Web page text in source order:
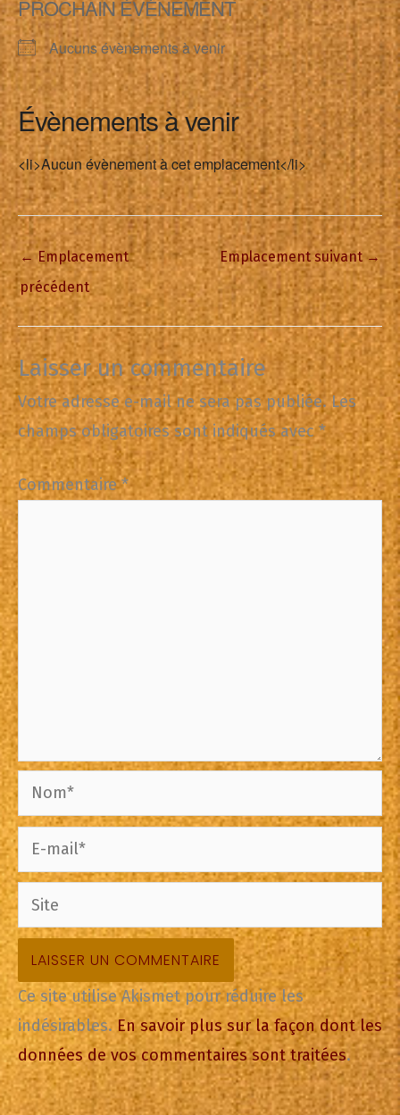
PROCHAIN ÉVÈNEMENT
Aucuns évènements à venir
Évènements à venir
<li>Aucun évènement à cet emplacement</li>
←Emplacement
précédent
Emplacement suivant→
Laisser un commentaire
Votre adresse e-mail ne sera pas publiée. Les
champs obligatoires sont indiqués avec*
Commentaire*
Nom*
mail*
Site
Ce site utilise Akismet pour réduire les
indésirables.En savoir plus sur la façon dont les
données de vos commentaires sont traitées.